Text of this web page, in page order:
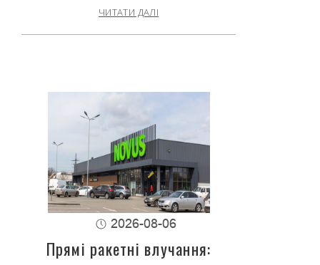
ЧИТАТИ ДАЛІ
2026-08-06
Прямі ракетні влучання: